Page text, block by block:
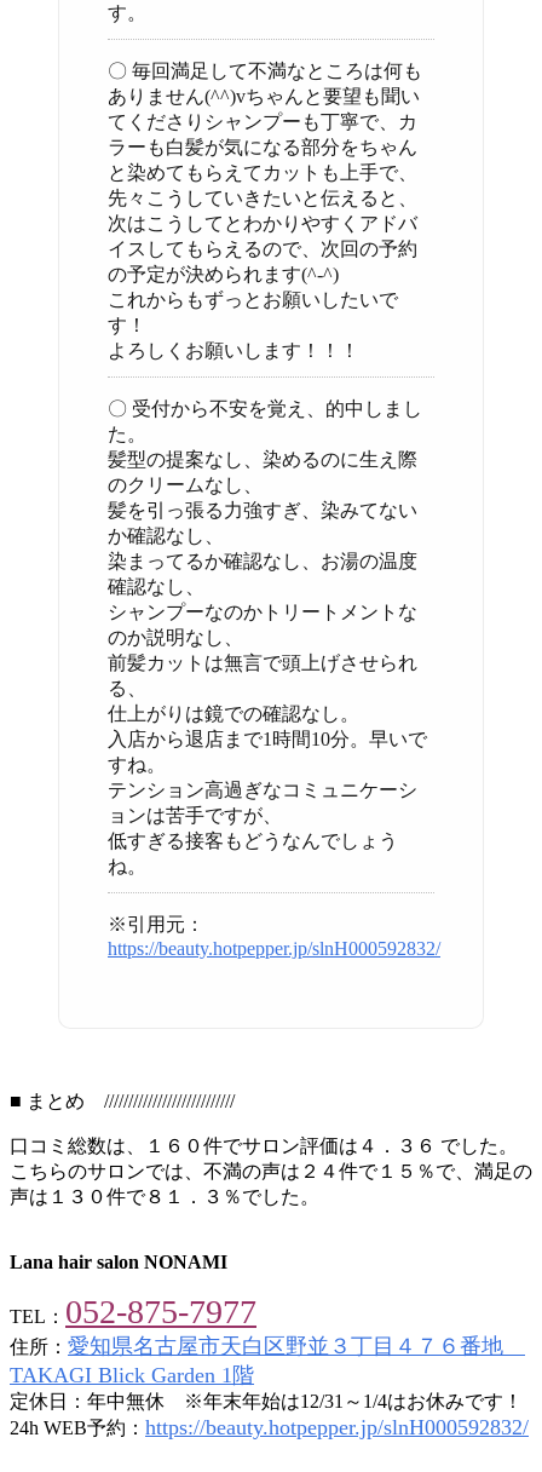
す。
〇 毎回満足して不満なところは何も
ありません(^^)vちゃんと要望も聞い
てくださりシャンプーも丁寧で、カ
ラーも白髪が気になる部分をちゃん
と染めてもらえてカットも上手で、
先々こうしていきたいと伝えると、
次はこうしてとわかりやすくアドバ
イスしてもらえるので、次回の予約
の予定が決められます(^-^)
これからもずっとお願いしたいで
す！
よろしくお願いします！！！
〇 受付から不安を覚え、的中しまし
た。
髪型の提案なし、染めるのに生え際
のクリームなし、
髪を引っ張る力強すぎ、染みてない
か確認なし、
染まってるか確認なし、お湯の温度
確認なし、
シャンプーなのかトリートメントな
のか説明なし、
前髪カットは無言で頭上げさせられ
る、
仕上がりは鏡での確認なし。
入店から退店まで1時間10分。早いで
すね。
テンション高過ぎなコミュニケーシ
ョンは苦手ですが、
低すぎる接客もどうなんでしょう
ね。
※引用元：
https://beauty.hotpepper.jp/slnH000592832/
■ まとめ ///////////////////////////
口コミ総数は、１６０件でサロン評価は４．３６ でした。
こちらのサロンでは、不満の声は２４件で１５％で、満足の
声は１３０件で８１．３％でした。
Lana hair salon NONAMI
TEL： 052-875-7977
住所： 愛知県名古屋市天白区野並３丁目４７６番地
TAKAGI Blick Garden 1階
定休日：年中無休 ※年末年始は12/31～1/4はお休みです！
24h WEB予約： https://beauty.hotpepper.jp/slnH000592832/